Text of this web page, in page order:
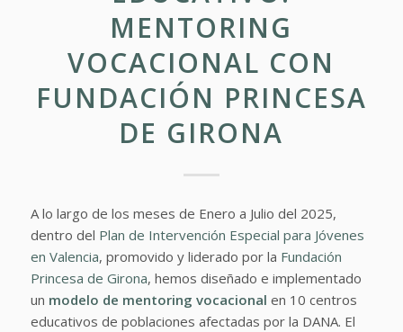
MENTORING
VOCACIONAL CON
FUNDACIÓN PRINCESA
DE GIRONA
A lo largo de los meses de Enero a Julio del 2025,
dentro del Plan de Intervención Especial para Jóvenes
en Valencia, promovido y liderado por la Fundación
Princesa de Girona, hemos diseñado e implementado
un modelo de mentoring vocacional en 10 centros
educativos de poblaciones afectadas por la DANA. El